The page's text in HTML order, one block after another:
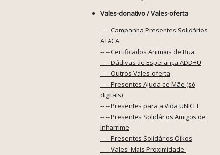
Vales-donativo / Vales-oferta
-- -- Campanha Presentes Solidários
ATACA
-- -- Certificados Animais de Rua
-- -- Dádivas de Esperança ADDHU
-- -- Outros Vales-oferta
-- -- Presentes Ajuda de Mãe (só
digitais)
-- -- Presentes para a Vida UNICEF
-- -- Presentes Solidários Amigos de
Inharrime
-- -- Presentes Solidários Oikos
-- -- Vales 'Mais Proximidade'